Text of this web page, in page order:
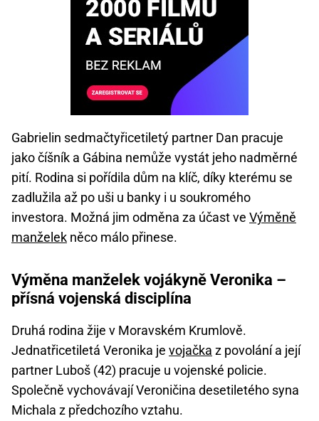
Gabrielin sedmačtyřicetiletý partner Dan pracuje
jako číšník a Gábina nemůže vystát jeho nadměrné
pití. Rodina si pořídila dům na klíč, díky kterému se
zadlužila až po uši u banky i u soukromého
investora. Možná jim odměna za účast ve Výměně
manželek něco málo přinese.
Výměna manželek vojákyně Veronika –
přísná vojenská disciplína
Druhá rodina žije v Moravském Krumlově.
Jednatřicetiletá Veronika je vojačka z povolání a její
partner Luboš (42) pracuje u vojenské policie.
Společně vychovávají Veroničina desetiletého syna
Michala z předchozího vztahu.